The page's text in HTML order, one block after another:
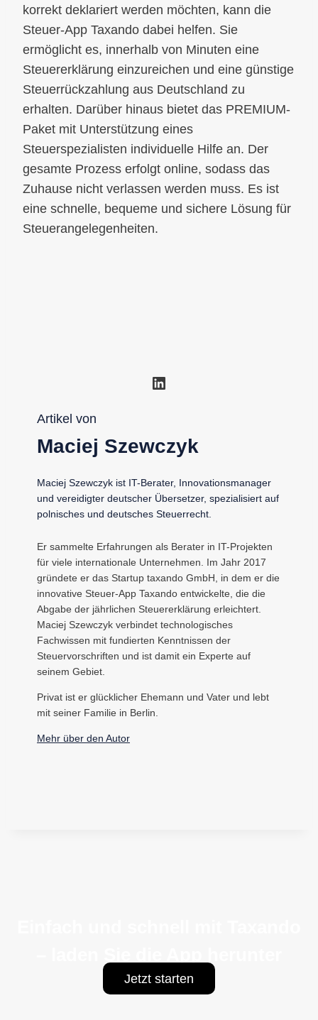
korrekt deklariert werden möchten, kann die
Steuer-App Taxando dabei helfen. Sie
ermöglicht es, innerhalb von Minuten eine
Steuererklärung einzureichen und eine günstige
Steuerrückzahlung aus Deutschland zu
erhalten. Darüber hinaus bietet das PREMIUM-
Paket mit Unterstützung eines
Steuerspezialisten individuelle Hilfe an. Der
gesamte Prozess erfolgt online, sodass das
Zuhause nicht verlassen werden muss. Es ist
eine schnelle, bequeme und sichere Lösung für
Steuerangelegenheiten.
LinkedIn
Artikel von
Maciej Szewczyk
Maciej Szewczyk ist IT-Berater, Innovationsmanager
und vereidigter deutscher Übersetzer, spezialisiert auf
polnisches und deutsches Steuerrecht.
Er sammelte Erfahrungen als Berater in IT-Projekten
für viele internationale Unternehmen. Im Jahr 2017
gründete er das Startup taxando GmbH, in dem er die
innovative Steuer-App Taxando entwickelte, die die
Abgabe der jährlichen Steuererklärung erleichtert.
Maciej Szewczyk verbindet technologisches
Fachwissen mit fundierten Kenntnissen der
Steuervorschriften und ist damit ein Experte auf
seinem Gebiet.
Privat ist er glücklicher Ehemann und Vater und lebt
mit seiner Familie in Berlin.
Mehr über den Autor
Jetzt starten